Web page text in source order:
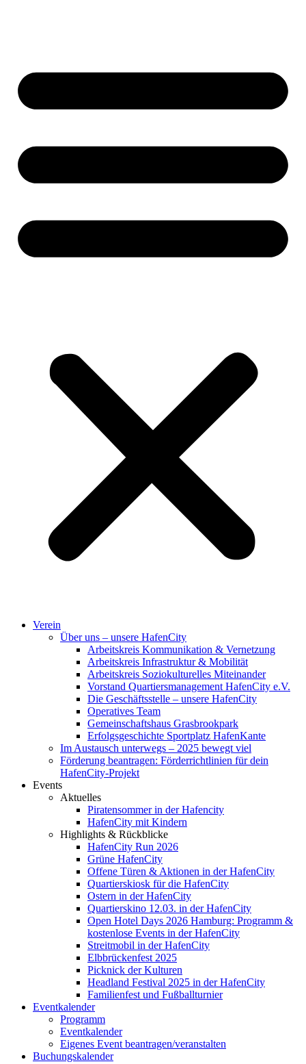
Verein
Über uns – unsere HafenCity
Arbeitskreis Kommunikation & Vernetzung
Arbeitskreis Infrastruktur & Mobilität
Arbeitskreis Soziokulturelles Miteinander
Vorstand Quartiersmanagement HafenCity e.V.
Die Geschäftsstelle – unsere HafenCity
Operatives Team
Gemeinschaftshaus Grasbrookpark
Erfolgsgeschichte Sportplatz HafenKante
Im Austausch unterwegs – 2025 bewegt viel
Förderung beantragen: Förderrichtlinien für dein
HafenCity-Projekt
Events
Aktuelles
Piratensommer in der Hafencity
HafenCity mit Kindern
Highlights & Rückblicke
HafenCity Run 2026
Grüne HafenCity
Offene Türen & Aktionen in der HafenCity
Quartierskiosk für die HafenCity
Ostern in der HafenCity
Quartierskino 12.03. in der HafenCity
Open Hotel Days 2026 Hamburg: Programm &
kostenlose Events in der HafenCity
Streitmobil in der HafenCity
Elbbrückenfest 2025
Picknick der Kulturen
Headland Festival 2025 in der HafenCity
Familienfest und Fußballturnier
Eventkalender
Programm
Eventkalender
Eigenes Event beantragen/veranstalten
Buchungskalender